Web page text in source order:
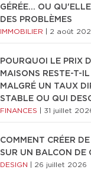
GÉRÉE… OU
DES PROBLÈMES
IMMOBILIER 2 août
POURQUOI LE PRIX
MAISONS RESTE-T-
MALGRÉ UN TAUX
STABLE OU QUI
FINANCES 31 juillet
COMMENT CRÉER
SUR UN BALCON DE
DESIGN 26 juillet 2026